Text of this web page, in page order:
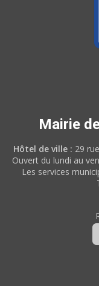
Mairie
Hôtel de ville : 29
Ouvert du lundi au
Les services